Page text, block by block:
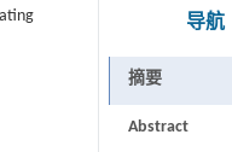
导航
摘要
Abstract